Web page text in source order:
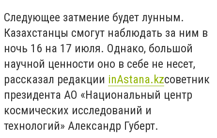
Следующее затмение будет лунным.
Казахстанцы смогут наблюдать за ним в
ночь 16 на 17 июля. Однако, большой
научной ценности оно в себе не несет,
рассказал редакции inAstana. kzсоветник
президента АО «Национальный центр
космических исследований и
технологий» Александр Губерт.